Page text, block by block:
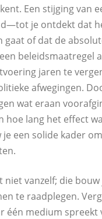
Een stijging van
je ontdekt dat
gaat of dat de
beleidsmaatregel
jaren te
afwegingen.
wat eraan
hoe lang het effect
een solide kader
niet vanzelf; die
te raadplegen.
één medium spreekt